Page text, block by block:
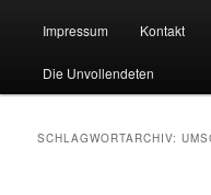
Impressum Kontakt
Die Unvollendeten
SCHLAGWORTARCHIV: